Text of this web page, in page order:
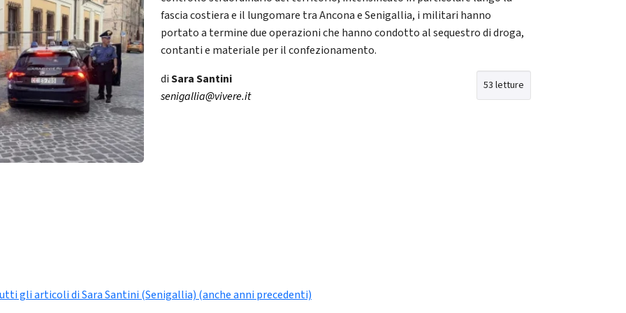
fascia costiera e il lungomare tra Ancona e Senigallia, i militari hanno
portato a termine due operazioni che hanno condotto al sequestro di droga,
contanti e materiale per il confezionamento.
53 letture
diSara Santini
senigallia@vivere.it
gli articoli di Sara Santini (Senigallia) (anche anni precedenti)